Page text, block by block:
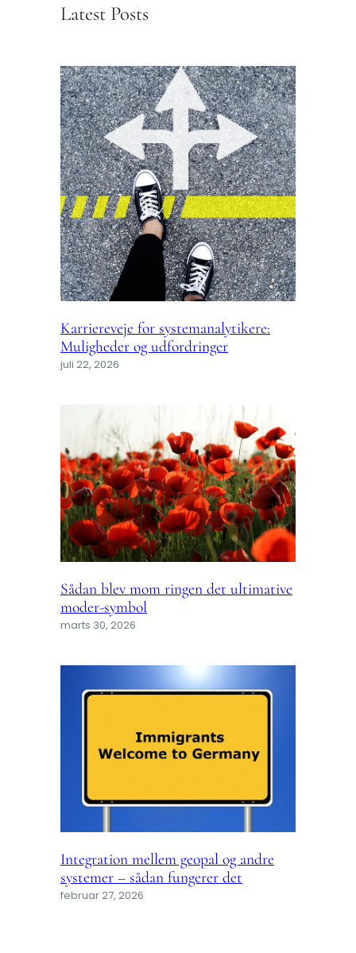
Latest Posts
Karriereveje for systemanalytikere:
Muligheder og udfordringer
juli 22, 2026
Sådan blev mom ringen det ultimative
moder-symbol
marts 30, 2026
Integration mellem geopal og andre
systemer – sådan fungerer det
februar 27, 2026